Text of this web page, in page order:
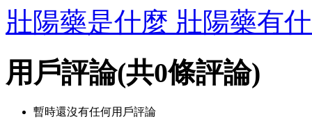
壯陽藥是什麼 壯陽藥有
用戶評論(共0條評論)
暫時還沒有任何用戶評論